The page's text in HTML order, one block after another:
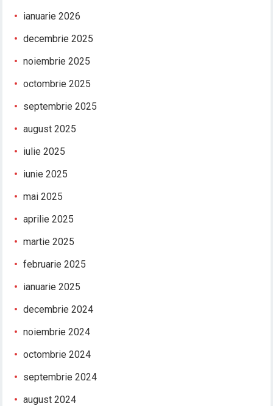
ianuarie 2026
decembrie 2025
noiembrie 2025
octombrie 2025
septembrie 2025
august 2025
iulie 2025
iunie 2025
mai 2025
aprilie 2025
martie 2025
februarie 2025
ianuarie 2025
decembrie 2024
noiembrie 2024
octombrie 2024
septembrie 2024
august 2024